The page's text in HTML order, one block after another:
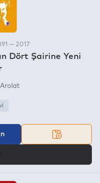
— 2017
Dört Şairine Yeni